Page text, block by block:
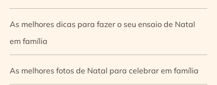
As melhores dicas para fazer o seu ensaio de Natal
em família
As melhores fotos de Natal para celebrar em família